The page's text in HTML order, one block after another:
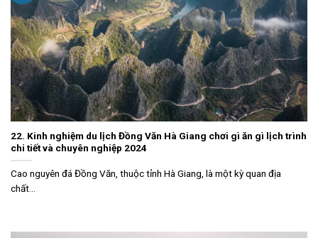
22. Kinh nghiệm du lịch Đồng Văn Hà Giang chơi gì ăn gì lịch trình
chi tiết và chuyên nghiệp 2024
Cao nguyên đá Đồng Văn, thuộc tỉnh Hà Giang, là một kỳ quan địa
chất...